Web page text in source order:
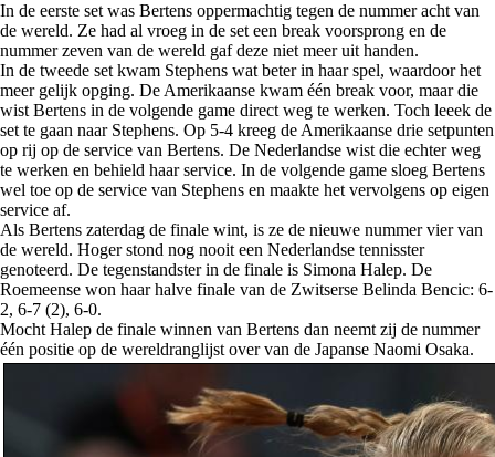
In de eerste set was Bertens oppermachtig tegen de nummer acht van
de wereld. Ze had al vroeg in de set een break voorsprong en de
nummer zeven van de wereld gaf deze niet meer uit handen.
In de tweede set kwam Stephens wat beter in haar spel, waardoor het
meer gelijk opging. De Amerikaanse kwam één break voor, maar die
wist Bertens in de volgende game direct weg te werken. Toch leeek de
set te gaan naar Stephens. Op 5-4 kreeg de Amerikaanse drie setpunten
op rij op de service van Bertens. De Nederlandse wist die echter weg
te werken en behield haar service. In de volgende game sloeg Bertens
wel toe op de service van Stephens en maakte het vervolgens op eigen
service af.
Als Bertens zaterdag de finale wint, is ze de nieuwe nummer vier van
de wereld. Hoger stond nog nooit een Nederlandse tennisster
genoteerd. De tegenstandster in de finale is Simona Halep. De
Roemeense won haar halve finale van de Zwitserse Belinda Bencic: 6-
2, 6-7 (2), 6-0.
Mocht Halep de finale winnen van Bertens dan neemt zij de nummer
één positie op de wereldranglijst over van de Japanse Naomi Osaka.